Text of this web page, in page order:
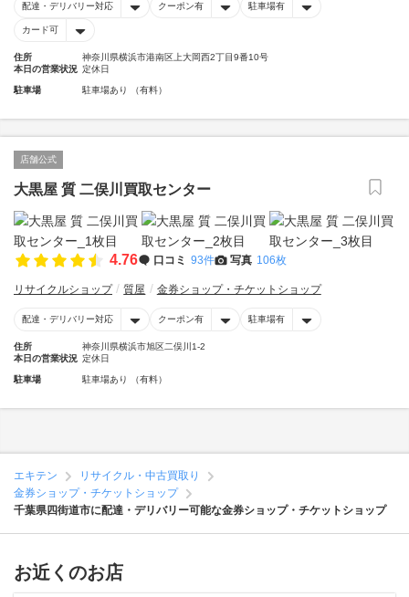
配達・デリバリー対応 クーポン有 駐車場有
カード可
住所
神奈川県横浜市港南区上大岡西2丁目9番10号
本日の営業状況 定休日
駐車場 駐車場あり （有料）
店舗公式
大黒屋 質 二俣川買取センター
4.76 口コミ 93件 写真 106枚
リサイクルショップ 質屋 金券ショップ・チケットショップ
配達・デリバリー対応 クーポン有 駐車場有
住所
神奈川県横浜市旭区二俣川1-2
本日の営業状況 定休日
駐車場 駐車場あり （有料）
エキテン
リサイクル・中古買取り
金券ショップ・チケットショップ
千葉県四街道市に配達・デリバリー可能な金券ショップ・チケットショップ
お近くのお店